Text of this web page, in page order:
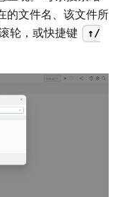
的文件名、该文件所
轮，或快捷键
↑/